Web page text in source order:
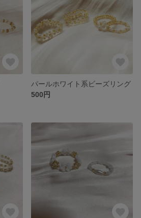
パールホワイト系ビーズリング
500円